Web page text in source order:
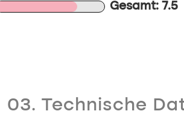
Gesamt: 7.5
03. Technische